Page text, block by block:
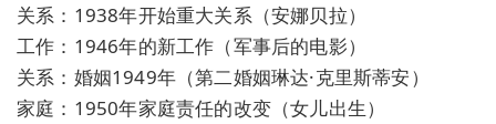
关系：1938年开始重大关系（安娜贝拉）
工作：1946年的新工作（军事后的电影）
关系：婚姻1949年（第二婚姻琳达·克里斯蒂安）
家庭：1950年家庭责任的改变（女儿出生）